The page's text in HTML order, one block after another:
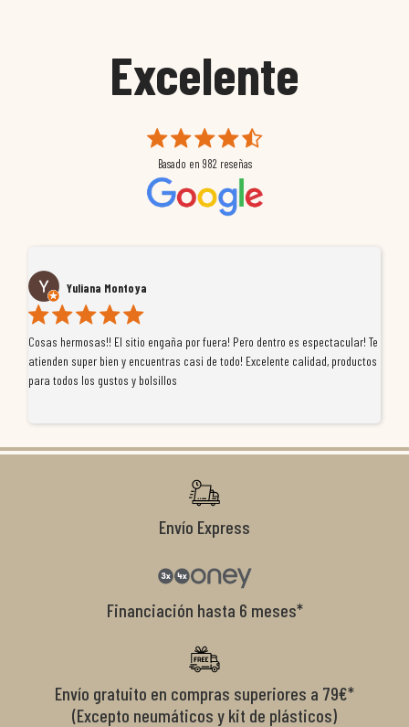
Excelente
Basado en 982 reseñas
Yuliana Montoya
Cosas hermosas!! El sitio engaña por fuera! Pero dentro es espectacular! Te
atienden super bien y encuentras casi de todo! Excelente calidad, productos
para todos los gustos y bolsillos
Envío Express
Financiación hasta 6 meses*
Envío gratuito en compras superiores a 79€*
(Excepto neumáticos y kit de plásticos)